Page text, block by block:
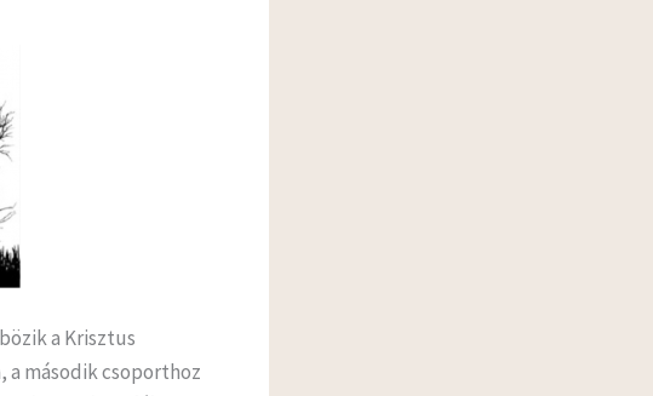
a Krisztus
második csoporthoz